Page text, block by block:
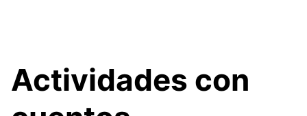
Actividades con